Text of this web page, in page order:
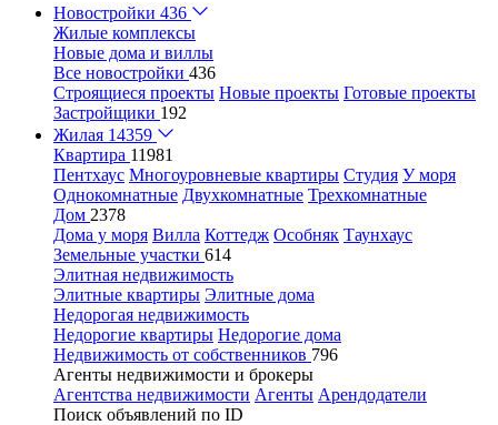
Новостройки 436
Жилые комплексы
Новые дома и виллы
Все новостройки 436
Строящиеся проекты Новые проекты Готовые проекты
Застройщики 192
Жилая 14359
Квартира 11981
Пентхаус Многоуровневые квартиры Студия У моря
Однокомнатные Двухкомнатные Трехкомнатные
Дом 2378
Дома у моря Вилла Коттедж Особняк Таунхаус
Земельные участки 614
Элитная недвижимость
Элитные квартиры Элитные дома
Недорогая недвижимость
Недорогие квартиры Недорогие дома
Недвижимость от собственников 796
Агенты недвижимости и брокеры
Агентства недвижимости Агенты Арендодатели
Поиск объявлений по ID